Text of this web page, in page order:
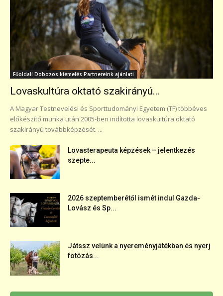
Főoldali Dobozos kiemelés Partnereink ajánlati
Lovaskultúra oktató szakirányú...
A Magyar Testnevelési és Sporttudományi Egyetem (TF) többéves
előkészítő munka után 2005-ben indította lovaskultúra oktató
szakirányú továbbképzését. ...
Lovasterapeuta képzések – jelentkezés
szepte...
2026 szeptemberétől ismét indul Gazda-
Lovász és Sp...
Játssz velünk a nyereményjátékban és nyerj
fotózás...